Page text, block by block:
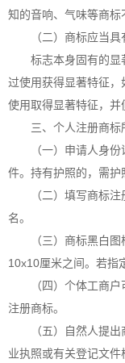
知的音响、气味等商标
（二）商标应当具
标志本身固有的显
过使用获得显著特征
使用取得显著特征，并
三、个人注册商标
（一）申请人身份
件。持有护照的，需护
（二）填写商标注
名。
（三）商标黑白图
10x10厘米之间。若指
（四）个体工商户
注册商标。
（五）自然人提出
业执照或有关登记文